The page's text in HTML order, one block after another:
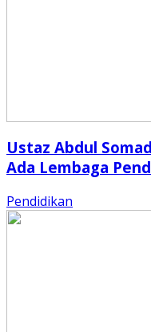
Ustaz Abdul
Ada Lembaga
Pendidikan